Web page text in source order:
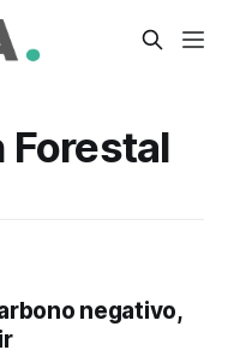
negativo,